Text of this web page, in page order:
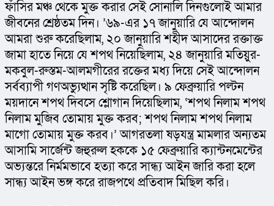
ফাঁসির মঞ্চ থেকে মুক্ত করার সেই সোনালি দিনগুলোই আমার
জীবনের শ্রেষ্ঠতম দিন। ’৬৯-এর ১৭ জানুয়ারি যে আন্দোলন
আমরা শুরু করেছিলাম, ২০ জানুয়ারি শহীদ আসাদের রক্তাক্ত
জামা হাতে নিয়ে যে শপথ নিয়েছিলাম, ২৪ জানুয়ারি মতিয়ুর-
মকবুল-রুস্তম-আলমগীরের রক্তের মধ্য দিয়ে সেই আন্দোলন
সর্বব্যাপী গণঅভ্যুত্থান সৃষ্টি করেছিল। ৯ ফেব্রুয়ারি পল্টন
ময়দানে শপথ দিবসে শ্লোগান দিয়েছিলাম, ‘শপথ নিলাম শপথ
নিলাম মুজিব তোমায় মুক্ত করব; শপথ নিলাম শপথ নিলাম
মাগো তোমায় মুক্ত করব।’ আগরতলা ষড়যন্ত্র মামলার অন্যতম
আসামি সার্জেন্ট জহুরুল হককে ১৫ ফেব্রুয়ারি ক্যান্টনমেন্টের
অভ্যন্তরে নির্মমভাবে হত্যা করে সান্ধ্য আইন জারি করা হলে
সান্ধ্য আইন ভঙ্গ করে রাজপথে প্রতিবাদ মিছিল করি।